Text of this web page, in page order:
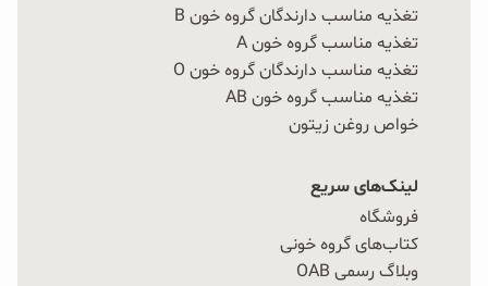
تغذیه مناسب دارندگان گروه خون B
تغذیه مناسب گروه خون A
تغذیه مناسب دارندگان گروه خون O
تغذیه مناسب گروه خون AB
خواص روغن زیتون
لینک‌های سریع
فروشگاه
کتاب‌های گروه خونی
وبلاگ رسمی OAB